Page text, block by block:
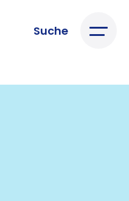
Suche